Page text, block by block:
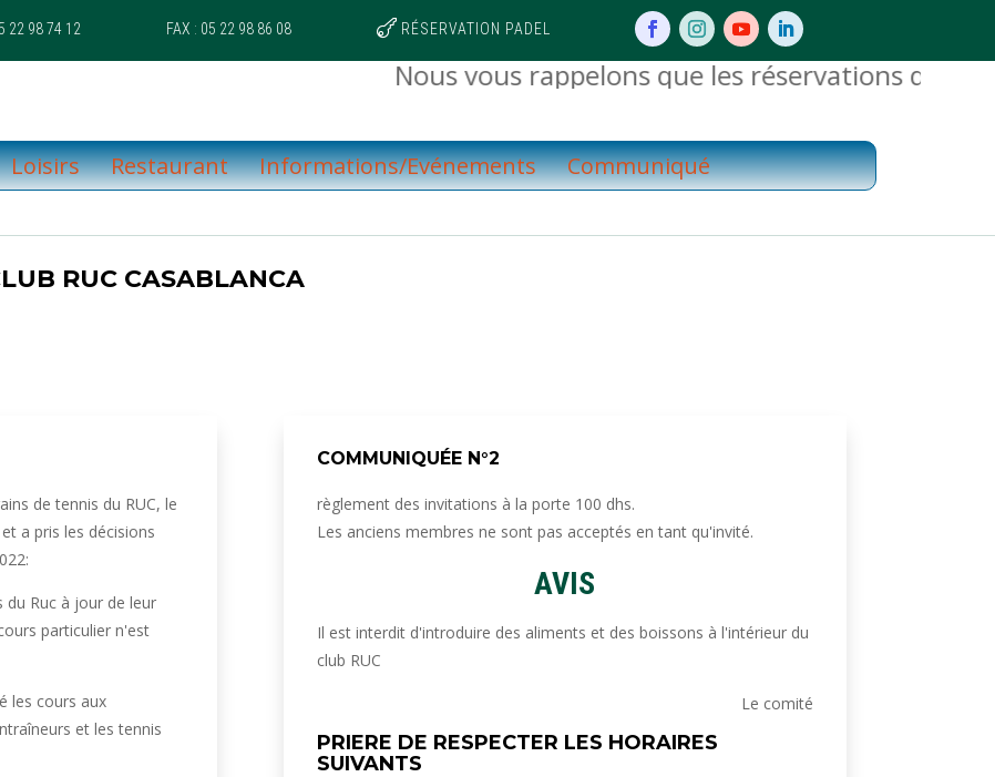
22 98 74 12 FAX : 05 22 98 86 08  RÉSERVATION PADEL
Nous vous rappelons que les réservations des
Loisirs Restaurant Informations/Evénements Communiqué
RUC CASABLANCA
de tennis du RUC, le
a pris les décisions
du Ruc à jour de leur
particulier n'est
les cours aux
et les tennis
COMMUNIQUÉE N°2
règlement des invitations à la porte 100 dhs.
Les anciens membres ne sont pas acceptés en tant qu'invité.
AVIS
Il est interdit d'introduire des aliments et des boissons à l'intérieur du
club RUC
Le comité
PRIERE DE RESPECTER LES HORAIRES
SUIVANTS